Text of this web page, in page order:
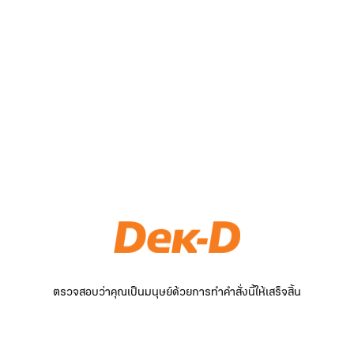
ตรวจสอบว่าคุณเป็นมนุษย์ด้วยการทำคำสั่งนี้ให้เสร็จสิ้น